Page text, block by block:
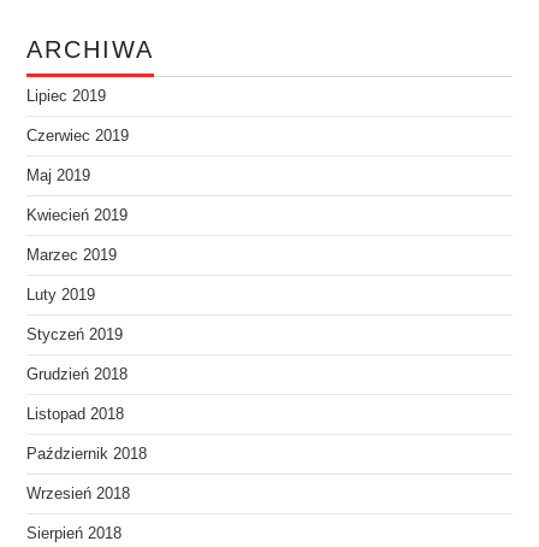
ARCHIWA
Lipiec 2019
Czerwiec 2019
Maj 2019
Kwiecień 2019
Marzec 2019
Luty 2019
Styczeń 2019
Grudzień 2018
Listopad 2018
Październik 2018
Wrzesień 2018
Sierpień 2018